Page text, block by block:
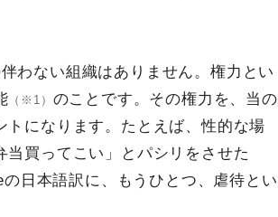
わない組織はありません。権力とい
（※1） のことです。その権力を、当の
になります。たとえば、性的な場
買ってこい」とパシリをさせた
日本語訳に、もうひとつ、虐待とい